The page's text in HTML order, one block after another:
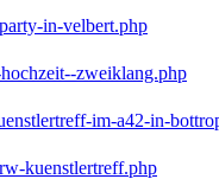
in-velbert.php
zweiklang.php
im-a42-in-
kuenstlertreff.php